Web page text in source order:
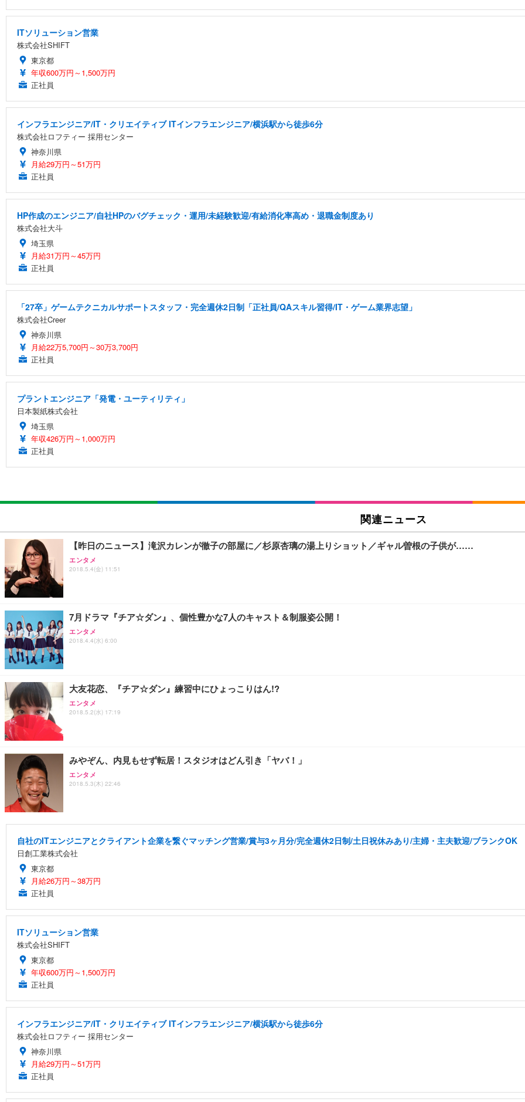
ITソリューション営業
株式会社SHIFT
東京都
年収600万円～1,500万円
正社員
インフラエンジニア/IT・クリエイティブ ITインフラエンジニア/横浜駅から徒歩6分
株式会社ロフティー 採用センター
神奈川県
月給29万円～51万円
正社員
HP作成のエンジニア/自社HPのバグチェック・運用/未経験歓迎/有給消化率高め・退職金制度あり
株式会社大斗
埼玉県
月給31万円～45万円
正社員
「27卒」ゲームテクニカルサポートスタッフ・完全週休2日制「正社員/QAスキル習得/IT・ゲーム業界志望」
株式会社Creer
神奈川県
月給22万5,700円～30万3,700円
正社員
プラントエンジニア「発電・ユーティリティ」
日本製紙株式会社
埼玉県
年収426万円～1,000万円
正社員
関連ニュース
【昨日のニュース】滝沢カレンが徹子の部屋に／杉原杏璃の湯上りショット／ギャル曽根の子供が……
エンタメ
2018.5.4(金) 11:51
7月ドラマ『チア☆ダン』、個性豊かな7人のキャスト＆制服姿公開！
エンタメ
2018.4.4(水) 6:00
大友花恋、『チア☆ダン』練習中にひょっこりはん!?
エンタメ
2018.5.2(水) 17:19
みやぞん、内見もせず転居！スタジオはどん引き「ヤバ！」
エンタメ
2018.5.3(木) 22:46
自社のITエンジニアとクライアント企業を繋ぐマッチング営業/賞与3ヶ月分/完全週休2日制/土日祝休みあり/主婦・主夫歓迎/ブランクOK
日創工業株式会社
東京都
月給26万円～38万円
正社員
ITソリューション営業
株式会社SHIFT
東京都
年収600万円～1,500万円
正社員
インフラエンジニア/IT・クリエイティブ ITインフラエンジニア/横浜駅から徒歩6分
株式会社ロフティー 採用センター
神奈川県
月給29万円～51万円
正社員